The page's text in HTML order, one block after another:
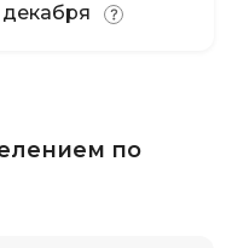
декабря
по